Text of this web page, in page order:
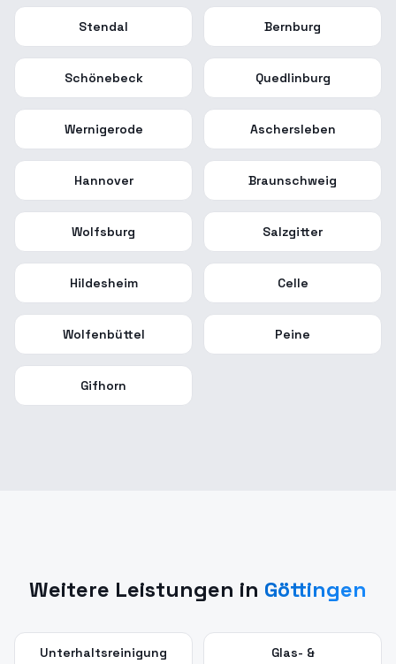
Stendal Bernburg
Schönebeck Quedlinburg
Wernigerode Aschersleben
Hannover Braunschweig
Wolfsburg Salzgitter
Hildesheim Celle
Wolfenbüttel Peine
Gifhorn
Weitere Leistungen in Göttingen
Unterhaltsreinigung
Glas- &